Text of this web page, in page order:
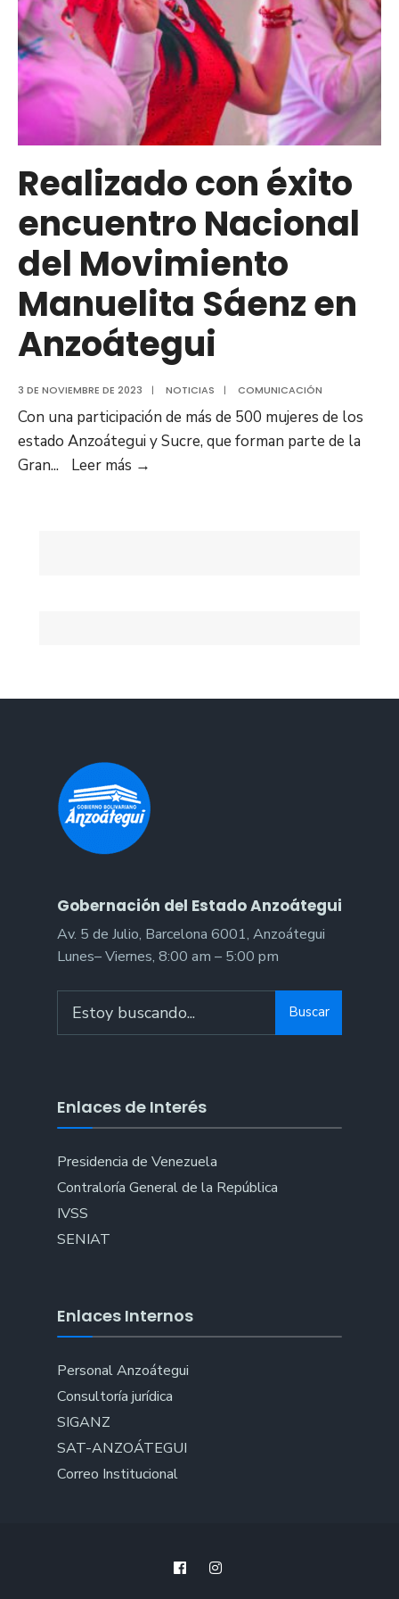
Realizado con éxito
encuentro Nacional
del Movimiento
Manuelita Sáenz en
Anzoátegui
3 DE NOVIEMBRE DE 2023 | NOTICIAS | COMUNICACIÓN
Con una participación de más de 500 mujeres de los
estado Anzoátegui y Sucre, que forman parte de la
Gran... Leer más →
Anzoátegui
Gobernación del Estado Anzoátegui
Av. 5 de Julio, Barcelona 6001, Anzoátegui
Lunes– Viernes, 8:00 am – 5:00 pm
for:
Buscar
Enlaces de Interés
Presidencia de Venezuela
Contraloría General de la República
IVSS
SENIAT
Enlaces Internos
Personal Anzoátegui
Consultoría jurídica
SIGANZ
SAT-ANZOÁTEGUI
Correo Institucional